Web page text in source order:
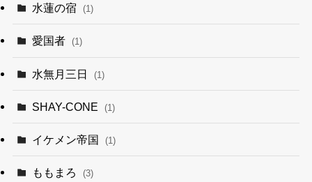
水蓮の宿 (1)
愛国者 (1)
水無月三日 (1)
SHAY-CONE (1)
イケメン帝国 (1)
ももまろ (3)